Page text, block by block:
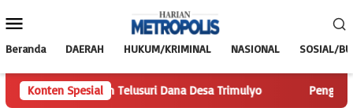
ke
Mobile
Beranda DAERAH HUKUM/KRIMINAL NASIONAL SOSIAL/
Konten SpesialTelusuri Dana Desa Trimulyo